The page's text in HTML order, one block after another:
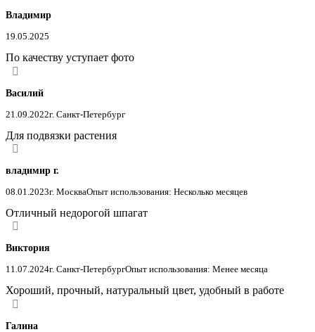
Владимир
19.05.2025
По качеству уступает фото
Василий
21.09.2022г. Санкт-Петербург
Для подвязки растения
владимир г.
08.01.2023г. МоскваОпыт использования: Несколько месяцев
Отличный недорогой шпагат
Виктория
11.07.2024г. Санкт-ПетербургОпыт использования: Менее месяца
Хороший, прочный, натуральный цвет, удобный в работе
Галина